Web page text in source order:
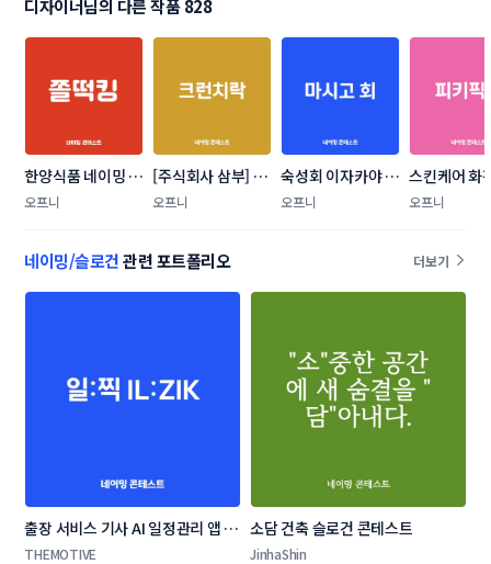
디자이너님의 다른 작품 828
한양식품 네이밍 콘
테스트
오프니
[주식회사 삼부] 어
포튀각 네이밍 콘테
오프니
숙성회 이자카야
네이밍 콘테스트
오프니
스킨케어 화
랜딩 네이밍
오프니
네이밍/슬로건관련 포트폴리오 더보기
출장 서비스 기사 AI 일정관리 앱 네
이밍 콘테스트
THEMOTIVE
소담 건축 슬로건 콘테스트
JinhaShin